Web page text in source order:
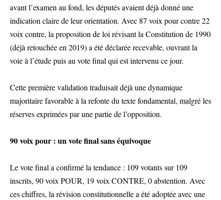
avant l’examen au fond, les députés avaient déjà donné une
indication claire de leur orientation. Avec 87 voix pour contre 22
voix contre, la proposition de loi révisant la Constitution de 1990
(déjà retouchée en 2019) a été déclarée recevable, ouvrant la
voie à l’étude puis au vote final qui est intervenu ce jour.
Cette première validation traduisait déjà une dynamique
majoritaire favorable à la refonte du texte fondamental, malgré les
réserves exprimées par une partie de l’opposition.
90 voix pour : un vote final sans équivoque
Le vote final a confirmé la tendance : 109 votants sur 109
inscrits, 90 voix POUR, 19 voix CONTRE, 0 abstention. Avec
ces chiffres, la révision constitutionnelle a été adoptée avec une